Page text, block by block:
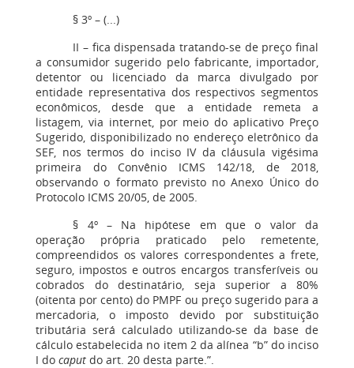
§ 3º – (...)
II – fica dispensada tratando-se de preço final
a consumidor sugerido pelo fabricante, importador,
detentor ou licenciado da marca divulgado por
entidade representativa dos respectivos segmentos
econômicos, desde que a entidade remeta a
listagem, via internet, por meio do aplicativo Preço
Sugerido, disponibilizado no endereço eletrônico da
SEF, nos termos do inciso IV da cláusula vigésima
primeira do Convênio ICMS 142/18, de 2018,
observando o formato previsto no Anexo Único do
Protocolo ICMS 20/05, de 2005.
§ 4º – Na hipótese em que o valor da
operação própria praticado pelo remetente,
compreendidos os valores correspondentes a frete,
seguro, impostos e outros encargos transferíveis ou
cobrados do destinatário, seja superior a 80%
(oitenta por cento) do PMPF ou preço sugerido para a
mercadoria, o imposto devido por substituição
tributária será calculado utilizando-se da base de
cálculo estabelecida no item 2 da alínea “b” do inciso
I do caput do art. 20 desta parte.”.